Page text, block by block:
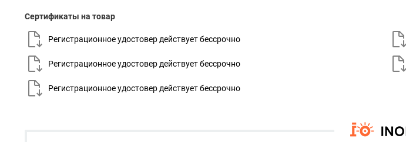
Сертификаты на товар
Регистрационное удостовер действуетбессрочно
Регистрационное удостовер действуетбессрочно
Регистрационное удостовер действуетбессрочно